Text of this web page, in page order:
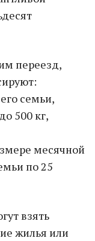
переезд,
семьи,
500 кг,
месячной
по 25
взять
жилья или